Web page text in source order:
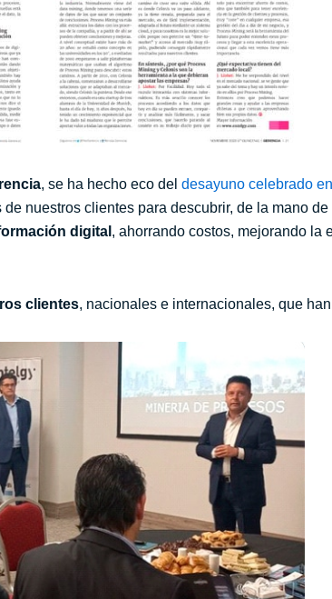
, se ha hecho eco del desayuno celebrado
nuestros clientes para descubrir, de la mano
digital , ahorrando costos, mejorando la
clientes, nacionales e internacionales, que